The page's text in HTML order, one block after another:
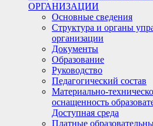
ОРГАНИЗАЦИИ
Основные сведения
Структура и органы
организации
Документы
Образование
Руководство
Педагогический состав
Материально-
оснащенность
Доступная среда
Платные